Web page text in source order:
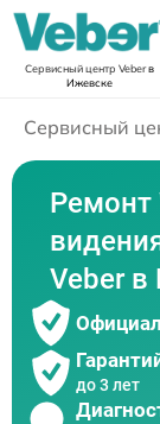
Сервисный центр Veberв
Ижевске
Сервисный
Ремонт
Veber
до 3 лет